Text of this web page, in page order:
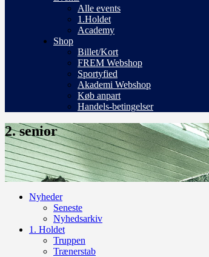
Alle events
1.Holdet
Academy
Shop
Billet/Kort
FREM Webshop
Sportyfied
Akademi Webshop
Køb anpart
Handels-betingelser
2. senior
Nyheder
Seneste
Nyhedsarkiv
1. Holdet
Truppen
Trænerstab